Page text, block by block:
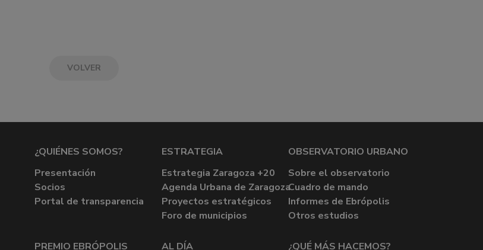
VOLVER
¿QUIÉNES SOMOS?
Presentación
Socios
Portal de transparencia
ESTRATEGIA
Estrategia Zaragoza +20
Agenda Urbana de Zaragoza
Proyectos estratégicos
Foro de municipios
OBSERVATORIO URBANO
Sobre el observatorio
Cuadro de mando
Informes de Ebrópolis
Otros estudios
PREMIO EBRÓPOLIS AL DÍA ¿QUÉ MÁS HACEMOS?